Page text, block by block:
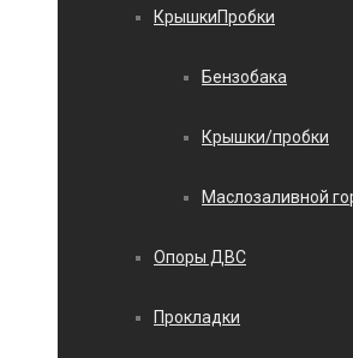
КрышкиПробки
Бензобака
Крышки/пробки
Маслозаливной
Опоры ДВС
Прокладки